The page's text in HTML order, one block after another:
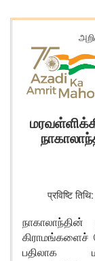
प्रविष्टि
கிராமங்களைச்
பதிலாக